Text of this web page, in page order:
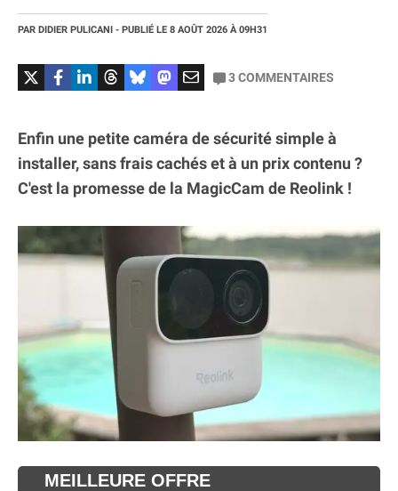
PAR DIDIER PULICANI - PUBLIÉ LE 8 AOÛT 2026 À 09H31
3COMMENTAIRES
Enfin une petite caméra de sécurité simple à
installer, sans frais cachés et à un prix contenu ?
C'est la promesse de la MagicCam de Reolink !
MEILLEURE OFFRE